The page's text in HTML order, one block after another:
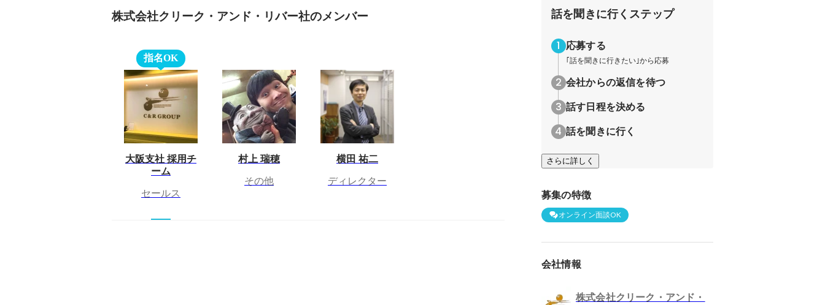
株式会社クリーク・アンド・リバー社のメンバー
指名OK
大阪支社 採用チ
ーム
セールス
村上 瑞穂
その他
横田 祐二
ディレクター
話を聞きに行くステップ
応募する
｢話を聞きに行きたい｣から応募
会社からの返信を待つ
話す日程を決める
話を聞きに行く
さらに詳しく
募集の特徴
オンライン面談OK
会社情報
株式会社クリーク・アンド・